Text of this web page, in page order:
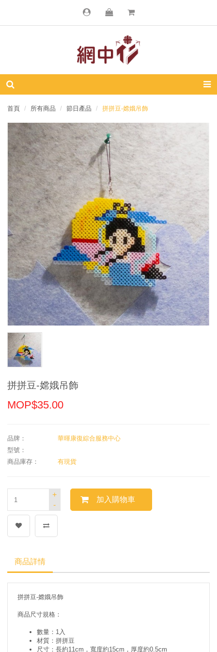
首頁 所有商品 節日產品 拼拼豆-嫦娥吊飾
拼拼豆-嫦娥吊飾
MOP$35.00
品牌：
華暉康復綜合服務中心
型號：
商品庫存：
有現貨
-
+
加入購物車
商品詳情
拼拼豆-嫦娥吊飾
商品尺寸規格：
數量：1入
材質：拼拼豆
尺寸：長約11cm，寬度約15cm，厚度約0.5cm